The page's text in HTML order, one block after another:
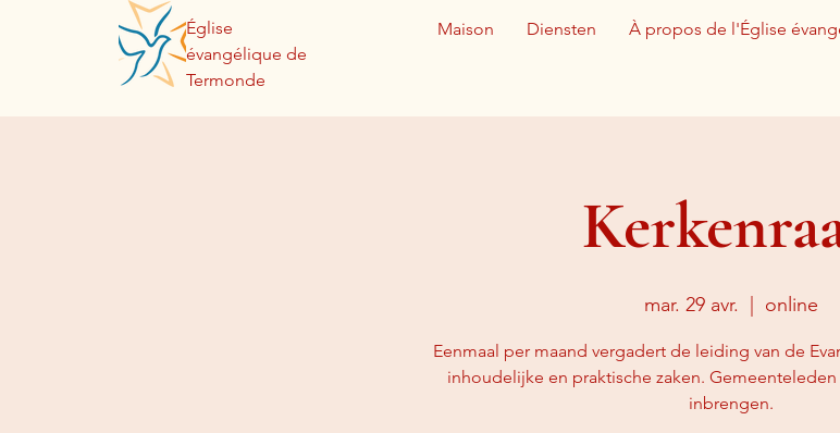
Église
évangélique de
Termonde
Maison Diensten À propos de l'Église
mar. 29 avr. online
Eenmaal per maand vergadert de leiding van de
inhoudelijke en praktische zaken.
inbrengen.